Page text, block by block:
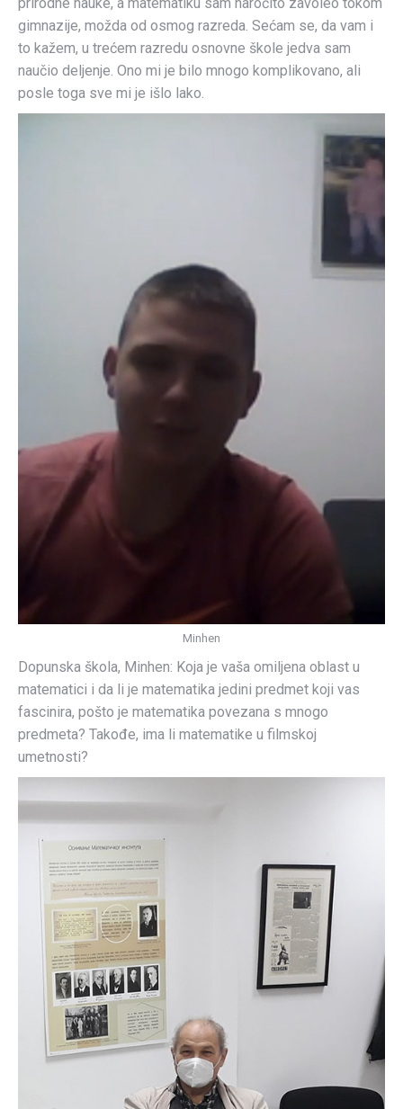
gimnazije, možda od osmog razreda. Sećam se, da vam i
to kažem, u trećem razredu osnovne škole jedva sam
naučio deljenje. Ono mi je bilo mnogo komplikovano, ali
posle toga sve mi je išlo lako.
Minhen
Dopunska škola, Minhen: Koja je vaša omiljena oblast u
matematici i da li je matematika jedini predmet koji vas
fascinira, pošto je matematika povezana s mnogo
predmeta? Takođe, ima li matematike u filmskoj
umetnosti?